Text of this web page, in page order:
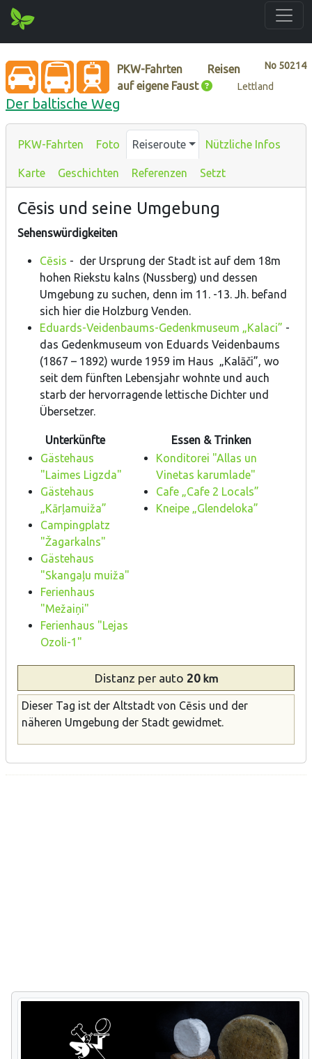
No 50214
PKW-Fahrten
Reisen
auf eigene Faust
Lettland
Der baltische Weg
PKW-Fahrten Foto Reiseroute Nützliche Infos
Karte Geschichten Referenzen Setzt
Cēsis und seine Umgebung
Sehenswürdigkeiten
Cēsis - der Ursprung der Stadt ist auf dem 18m
hohen Riekstu kalns (Nussberg) und dessen
Umgebung zu suchen, denn im 11. -13. Jh. befand
sich hier die Holzburg Venden.
Eduards-Veidenbaums-Gedenkmuseum „Kalaci” -
das Gedenkmuseum von Eduards Veidenbaums
(1867 – 1892) wurde 1959 im Haus „Kalāči”, wo
seit dem fünften Lebensjahr wohnte und auch
starb der hervorragende lettische Dichter und
Übersetzer.
Unterkünfte
Essen & Trinken
Gästehaus
"Laimes Ligzda"
Gästehaus
„Kārļamuiža”
Campingplatz
"Žagarkalns"
Gästehaus
"Skangaļu muiža"
Ferienhaus
"Mežaiņi"
Ferienhaus "Lejas
Ozoli-1"
Konditorei "Allas un
Vinetas karumlade"
Cafe „Cafe 2 Locals”
Kneipe „Glendeloka”
Distanz per auto 20km
Dieser Tag ist der Altstadt von Cēsis und der
näheren Umgebung der Stadt gewidmet.